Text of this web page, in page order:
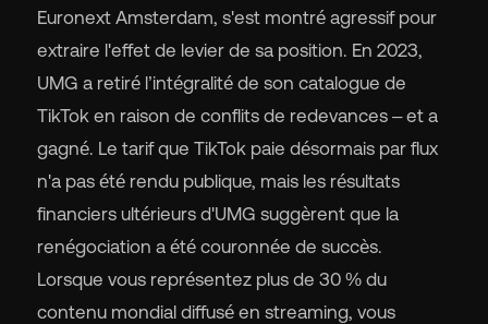
Euronext Amsterdam, s'est montré agressif pour
extraire l'effet de levier de sa position. En 2023,
UMG a retiré l’intégralité de son catalogue de
TikTok en raison de conflits de redevances – et a
gagné. Le tarif que TikTok paie désormais par flux
n'a pas été rendu publique, mais les résultats
financiers ultérieurs d'UMG suggèrent que la
renégociation a été couronnée de succès.
Lorsque vous représentez plus de 30 % du
contenu mondial diffusé en streaming, vous